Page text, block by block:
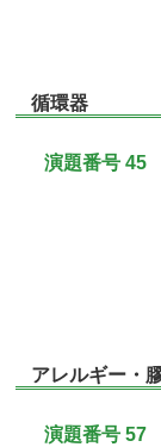
循環器
演題番号 45
アレルギー・
演題番号 57